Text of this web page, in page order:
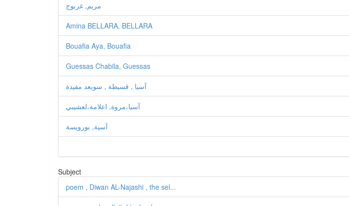
مریم, غربوج
Amina BELLARA, BELLARA
Bouafia Aya, Bouafia
Guessas Chabila, Guessas
آسيا , قسيطة , سويعد مفيدة
آسيا،مروة, اعلامة،لعشيبي
آسية, بورويسة
Subject
poem , Diwan AL-Najashi , the sel...